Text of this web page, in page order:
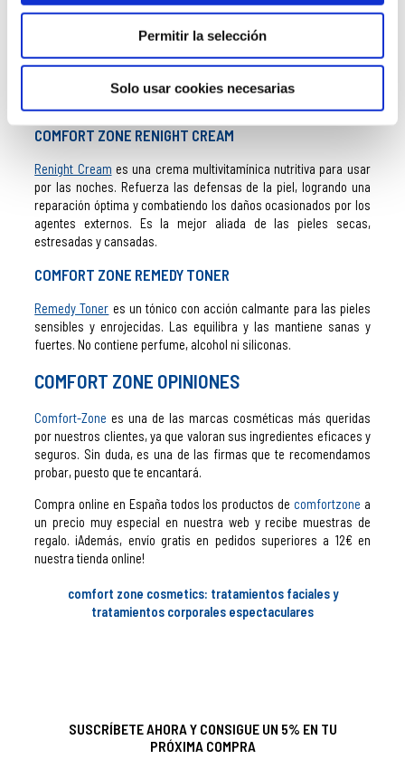
Permitir la selección
Solo usar cookies necesarias
COMFORT ZONE BODY ACTIVE CREAM
corporal para regenerar la piel después de la actividad física.
Hidrata y aporta elasticidad gracias a su efecto lipolítico y
COMFORT ZONE RENIGHT CREAM
Renight Cream es una crema multivitamínica nutritiva para usar
por las noches. Refuerza las defensas de la piel, logrando una
reparación óptima y combatiendo los daños ocasionados por los
agentes externos. Es la mejor aliada de las pieles secas,
estresadas y cansadas.
COMFORT ZONE REMEDY TONER
Remedy Toner es un tónico con acción calmante para las pieles
sensibles y enrojecidas. Las equilibra y las mantiene sanas y
fuertes. No contiene perfume, alcohol ni siliconas.
COMFORT ZONE OPINIONES
Comfort-Zone es una de las marcas cosméticas más queridas
por nuestros clientes, ya que valoran sus ingredientes eficaces y
seguros. Sin duda, es una de las firmas que te recomendamos
probar, puesto que te encantará.
Compra online en España todos los productos de comfortzone a
un precio muy especial en nuestra web y recibe muestras de
regalo. ¡Además, envío gratis en pedidos superiores a 12€ en
nuestra tienda online!
comfort zone cosmetics: tratamientos faciales y
tratamientos corporales espectaculares
SUSCRÍBETE AHORA Y CONSIGUE UN 5% EN TU
PRÓXIMA COMPRA